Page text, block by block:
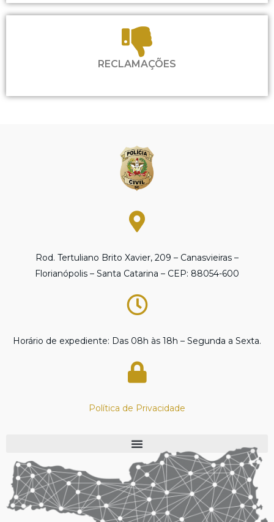
RECLAMAÇÕES
Rod. Tertuliano Brito Xavier, 209 – Canasvieiras –
Florianópolis – Santa Catarina – CEP: 88054-600
Horário de expediente: Das 08h às 18h – Segunda a Sexta.
Política de Privacidade